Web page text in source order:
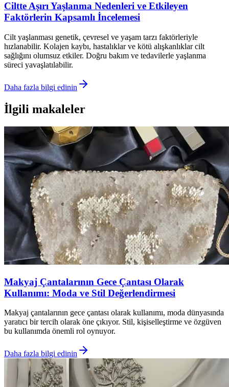
Ciltte Aşırı Yaşlanma Nedenleri ve Etkileyen
Faktörlerin Kapsamlı İncelemesi
Cilt yaşlanması genetik, çevresel ve yaşam tarzı faktörleriyle
hızlanabilir. Kolajen kaybı, hastalıklar ve kötü alışkanlıklar cilt
sağlığını olumsuz etkiler. Doğru bakım ve tedavilerle yaşlanma
süreci yavaşlatılabilir.
Daha fazla bilgi edinin
İlgili makaleler
Makyaj Çantalarının Gece Çantası Olarak
Kullanımı: Moda ve Stil Değerlendirmesi
Makyaj çantalarının gece çantası olarak kullanımı, moda dünyasında
yaratıcı bir tercih olarak öne çıkıyor. Stil, kişiselleştirme ve özgüven
bu kullanımda önemli rol oynuyor.
Daha fazla bilgi edinin